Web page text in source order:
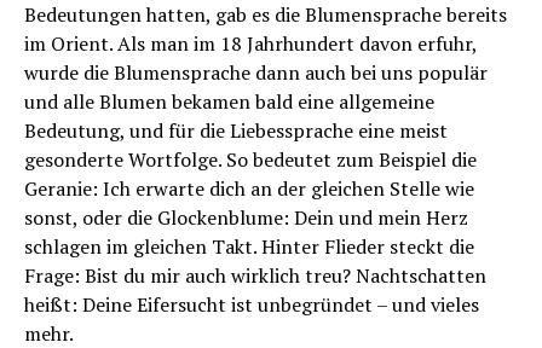
Bedeutungen hatten, gab es die Blumensprache bereits
im Orient. Als man im 18 Jahrhundert davon erfuhr,
wurde die Blumensprache dann auch bei uns populär
und alle Blumen bekamen bald eine allgemeine
Bedeutung, und für die Liebessprache eine meist
gesonderte Wortfolge. So bedeutet zum Beispiel die
Geranie: Ich erwarte dich an der gleichen Stelle wie
sonst, oder die Glockenblume: Dein und mein Herz
schlagen im gleichen Takt. Hinter Flieder steckt die
Frage: Bist du mir auch wirklich treu? Nachtschatten
heißt: Deine Eifersucht ist unbegründet – und vieles
mehr.